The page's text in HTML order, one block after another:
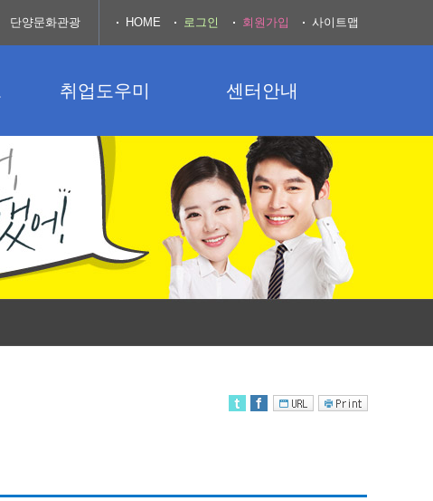
취업도우미 센터안내
단양문화관광 HOME 로그인 회원가입 사이트맵